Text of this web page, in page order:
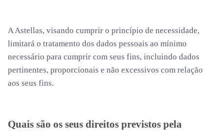
A Astellas, visando cumprir o princípio de necessidade,
limitará o tratamento dos dados pessoais ao mínimo
necessário para cumprir com seus fins, incluindo dados
pertinentes, proporcionais e não excessivos com relação
aos seus fins.
Quais são os seus direitos previstos pela